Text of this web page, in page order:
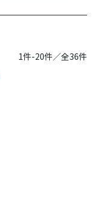
1件-20件／全36件